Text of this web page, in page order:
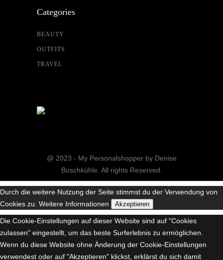
Categories
BEAUTY
OUTFITS
TRAVEL
@ 2023 - My Personalshopper by Denise
Buschkühle. All rights Reserved.
Durch die weitere Nutzung der Seite stimmst du der Verwendung von
Cookies zu. Weitere Informationen Akzeptieren
Die Cookie-Einstellungen auf dieser Website sind auf "Cookies
zulassen" eingestellt, um das beste Surferlebnis zu ermöglichen.
Wenn du diese Website ohne Änderung der Cookie-Einstellungen
verwendest oder auf "Akzeptieren" klickst, erklärst du sich damit